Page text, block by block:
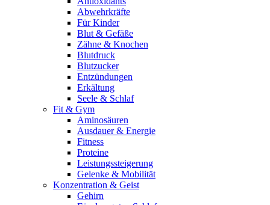
Abwehrkräfte
Für Kinder
Blut & Gefäße
Zähne & Knochen
Blutdruck
Blutzucker
Entzündungen
Erkältung
Seele & Schlaf
Fit & Gym
Aminosäuren
Ausdauer & Energie
Fitness
Proteine
Leistungssteigerung
Gelenke & Mobilität
Konzentration & Geist
Gehirn